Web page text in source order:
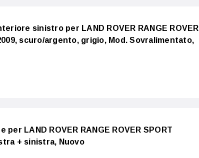
sinistro per LAND ROVER RANGE ROVER
scuro/argento, grigio, Mod. Sovralimentato,
LAND ROVER RANGE ROVER SPORT
+ sinistra, Nuovo